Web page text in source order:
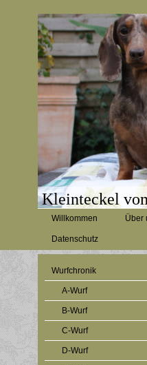
Kleinteckel
Willkommen Über
Datenschutz
Wurfchronik
A-Wurf
B-Wurf
C-Wurf
D-Wurf